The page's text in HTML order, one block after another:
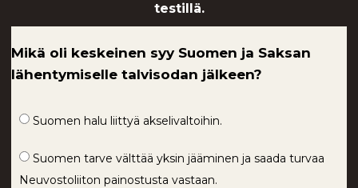
testillä.
Mikä oli keskeinen syy Suomen ja Saksan
lähentymiselle talvisodan jälkeen?
Suomen halu liittyä akselivaltoihin.
Suomen tarve välttää yksin jääminen ja saada turvaa
Neuvostoliiton painostusta vastaan.